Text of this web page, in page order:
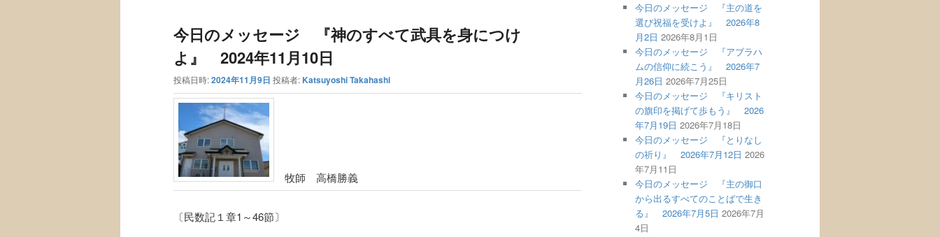
ビ
ゲ
ー
シ
ョ
今日のメッセージ 『神のすべて武具を身につけ
よ』 2024年11月10日
投稿日時:2024年11月9日 投稿者: Katsuyoshi Takahashi
牧師 高橋勝義
〔民数記１章1～46節〕
今日のメッセージ 『主の道を
選び祝福を受けよ』 2026年8
月2日 2026年8月1日
今日のメッセージ 『アブラハ
ムの信仰に続こう』 2026年7
月26日 2026年7月25日
今日のメッセージ 『キリスト
の旗印を掲げて歩もう』 2026
年7月19日 2026年7月18日
今日のメッセージ 『とりなし
の祈り』 2026年7月12日 2026
年7月11日
今日のメッセージ 『主の御口
から出るすべてのことばで生き
る』 2026年7月5日 2026年7月
4日